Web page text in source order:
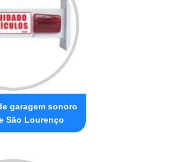
garagem sonoro
São Lourenço